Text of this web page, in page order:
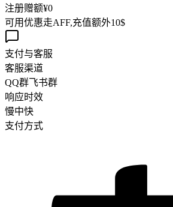
注册赠额¥0
可用优惠走AFF,充值额外10$
支付与客服
客服渠道
QQ群飞书群
响应时效
慢中快
支付方式